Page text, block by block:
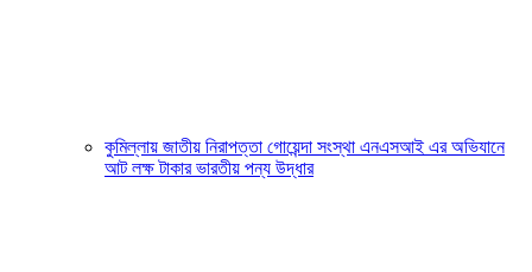
কুমিল্লায় জাতীয় নিরাপত্তা গোয়েন্দা সংস্থা এনএসআই এর অভিযানে
আট লক্ষ টাকার ভারতীয় পন্য উদ্ধার